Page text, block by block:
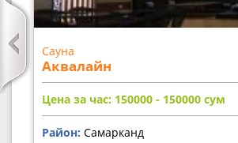
Сауна
Аквалайн
Цена за час: 150000 - 150000 сум
Район: Самарканд